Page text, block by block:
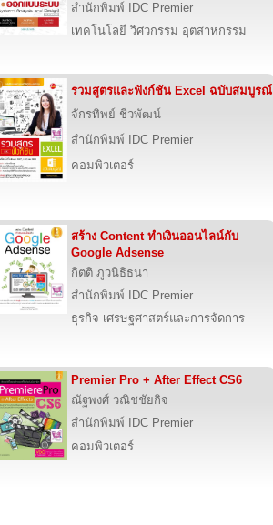
สำนักพิมพ์ IDC Premier
เทคโนโลยี วิศวกรรม อุตสาหกรรม
รวมสูตรและฟังก์ชัน Excel ฉบับสมบูรณ์
จักรทิพย์ ชีวพัฒน์
สำนักพิมพ์ IDC Premier
คอมพิวเตอร์
สร้าง Content ทำเงินออนไลน์กับ
Google Adsense
กิตติ ภูวนิธิธนา
สำนักพิมพ์ IDC Premier
ธุรกิจ เศรษฐศาสตร์และการจัดการ
Premier Pro + After Effect CS6
ณัฐพงศ์ วณิชชัยกิจ
สำนักพิมพ์ IDC Premier
คอมพิวเตอร์